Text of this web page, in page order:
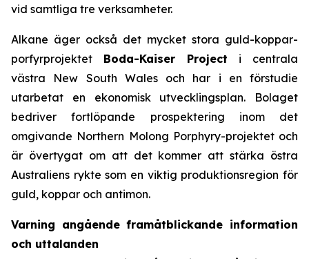
vid samtliga tre verksamheter.
Alkane äger också det mycket stora guld-koppar-
porfyrprojektet Boda-Kaiser Project i centrala
västra New South Wales och har i en förstudie
utarbetat en ekonomisk utvecklingsplan. Bolaget
bedriver fortlöpande prospektering inom det
omgivande Northern Molong Porphyry-projektet och
är övertygat om att det kommer att stärka östra
Australiens rykte som en viktig produktionsregion för
guld, koppar och antimon.
Varning angående framåtblickande information
och uttalanden